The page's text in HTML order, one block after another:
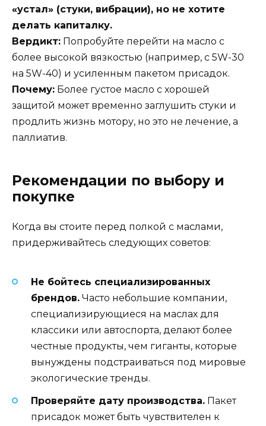
«устал» (стуки, вибрации), но не хотите
делать капиталку.
Вердикт: Попробуйте перейти на масло с
более высокой вязкостью (например, с 5W-30
на 5W-40) и усиленным пакетом присадок.
Почему: Более густое масло с хорошей
защитой может временно заглушить стуки и
продлить жизнь мотору, но это не лечение, а
паллиатив.
Рекомендации по выбору и
покупке
Когда вы стоите перед полкой с маслами,
придерживайтесь следующих советов:
Не бойтесь специализированных
брендов. Часто небольшие компании,
специализирующиеся на маслах для
классики или автоспорта, делают более
честные продукты, чем гиганты, которые
вынуждены подстраиваться под мировые
экологические тренды.
Проверяйте дату производства. Пакет
присадок может быть чувствителен к